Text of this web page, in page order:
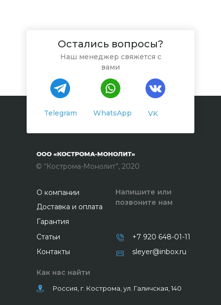
Остались вопросы?
Наш менеджер свяжется с
вами
Telegram WhatsApp VK
© “Кострома-Монолит”, 2020
О компании
Доставка и оплата
Гарантия
Статьи
Контакты
Напишите или
позвоните нам
+7 920 648-01-11
sleyer@inbox.ru
Как нас найти
Россия, г. Кострома, ул. Галичская, 140